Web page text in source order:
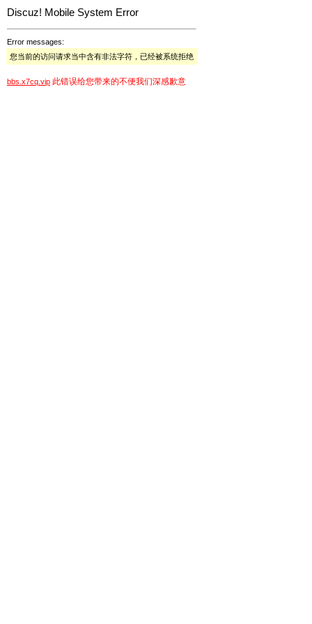
Discuz! Mobile System Error
Error messages:
您当前的访问请求当中含有非法字符，已经被系统拒绝
bbs.x7cq.vip 此错误给您带来的不便我们深感歉意